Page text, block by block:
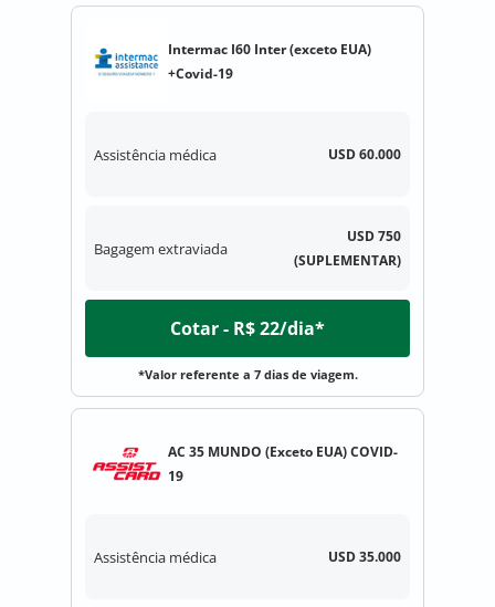
Intermac I60 Inter (exceto EUA)
+Covid-19
Assistência médica USD 60.000
Bagagem extraviada
USD 750
(SUPLEMENTAR)
Cotar - R$ 22/dia*
*Valor referente a 7 dias de viagem.
AC 35 MUNDO (Exceto EUA) COVID-
19
Assistência médica USD 35.000